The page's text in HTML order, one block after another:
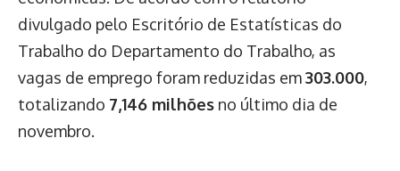
divulgado pelo Escritório de Estatísticas do
Trabalho do Departamento do Trabalho, as
vagas de emprego foram reduzidas em303.000,
totalizando 7,146 milhões no último dia de
novembro.